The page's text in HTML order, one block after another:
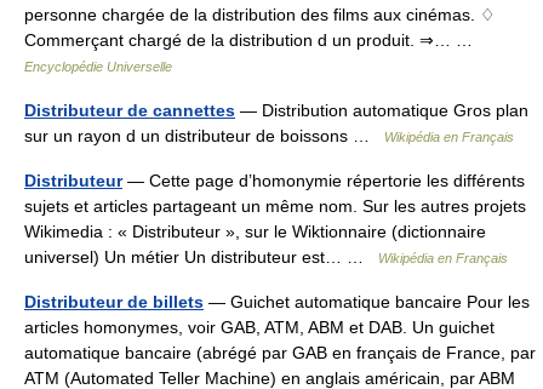
personne chargée de la distribution des films aux cinémas. ♢
Commerçant chargé de la distribution d un produit. ⇒… …
Encyclopédie Universelle
Distributeur de cannettes — Distribution automatique Gros plan
sur un rayon d un distributeur de boissons …
Wikipédia en Français
Distributeur— Cette page d’homonymie répertorie les différents
sujets et articles partageant un même nom. Sur les autres projets
Wikimedia : « Distributeur », sur le Wiktionnaire (dictionnaire
universel) Un métier Un distributeur est… …
Wikipédia en Français
Distributeur de billets — Guichet automatique bancaire Pour les
articles homonymes, voir GAB, ATM, ABM et DAB. Un guichet
automatique bancaire (abrégé par GAB en français de France, par
ATM (Automated Teller Machine) en anglais américain, par ABM